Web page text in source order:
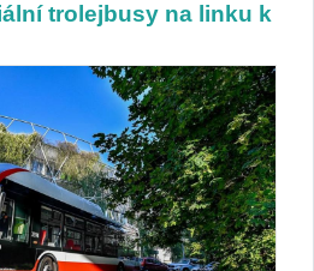
trolejbusy na linku k